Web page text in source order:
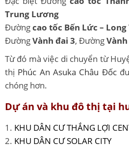
Trung Lương
Đườngcao tốc Bến Lức – Long
ĐườngVành đai 3, Đường
Từ đó mà việc di chuyển từ
thị Phúc An Asuka Châu Đốc
chóng hơn.
Dự án và khu đô thị tại
1. KHU DÂN CƯ THẮNG LỢI
2. KHU DÂN CƯ SOLAR CITY